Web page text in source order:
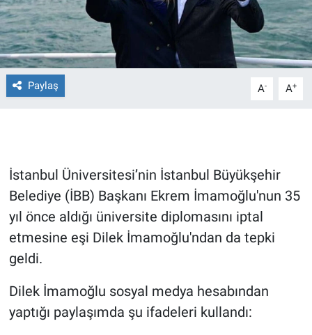
Paylaş A- A+
İstanbul Üniversitesi’nin İstanbul Büyükşehir
Belediye (İBB) Başkanı Ekrem İmamoğlu'nun 35
yıl önce aldığı üniversite diplomasını iptal
etmesine eşi Dilek İmamoğlu'ndan da tepki
geldi.
Dilek İmamoğlu sosyal medya hesabından
yaptığı paylaşımda şu ifadeleri kullandı:
Forum
Gerçeğin İzinde
Gün Başlıyor
Gündem Özel
Günün görüntüsü
Haber
İlan